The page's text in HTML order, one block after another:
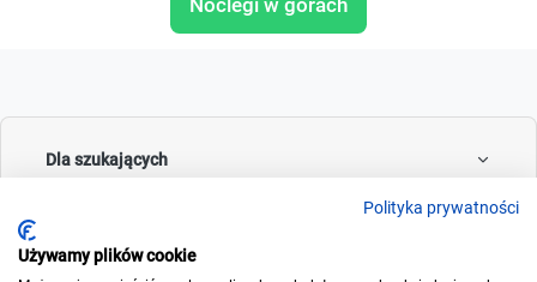
Noclegi w górach
Dla szukających
Dla wynajmujących
Polityka prywatności
Używamy plików cookie